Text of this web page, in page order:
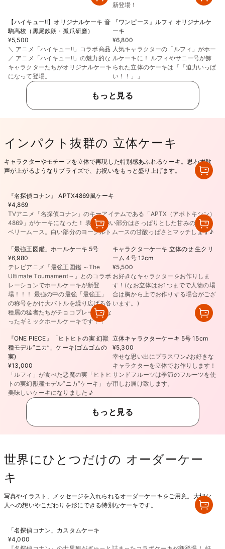
新登場！
【ハイキュー!!】オリジナルケーキ 音
駒高校（黒尾鉄朗・孤爪研磨）
¥5,500
＼ アニメ「ハイキュー!!」コラボ商品
／ アニメ「ハイキュー!!」の魅力的な
キャラクターたちがオリジナルケーキ
になって登場。
『ワンピース』ルフィ オリジナルケ
ーキ
¥6,800
人気キャラクターの「ルフィ」がホー
ルケーキに！ ルフィやサニー号が飾
られた立体のケーキは「「迫力いっぱ
い！！」」
もっと見る
インパクト抜群の 立体ケーキ
キャラクターやモチーフを立体で再現した特別感あふれるケーキ。思わず歓
声が上がるようなサプライズで、お祝いをもっと盛り上げます。
『名探偵コナン』 APTX4869風ケーキ
¥4,869
TVアニメ「名探偵コナン」のキーアイテムである「APTX（アポトキシン）
4869」がケーキになった！ 表面、赤い部分はさっぱりとした甘みのストロ
ベリームース。白い部分のヨーグルトムースの甘酸っぱさとマッチします♪
「最強王図鑑」ホールケーキ 5号
¥6,980
テレビアニメ『最強王図鑑 ～The
Ultimate Tournament～』とのコラボ
レーションでホールケーキが新登
場！！！ 最強の中の最強「最強王」
の称号をかけ大バトルを繰り広げる各
種属の猛者たちがチョコプレートにな
ったギミックホールケーキです！！
キャラクターケーキ 立体のせ 生クリ
ーム 4号 12cm
¥5,500
お好きなキャラクターをお作りしま
す！(なお立体はお1つまでで人物の場
合は胸から上でお作りする場合がござ
います。)
『ONE PIECE』「ヒトヒトの実 幻獣
種モデル”ニカ”」ケーキ(ゴムゴムの
実)
¥13,000
「ルフィ」が食べた悪魔の実「ヒトヒ
トの実幻獣種モデル”ニカ”ケーキ」 が
美味しいケーキになりました ♪
立体キャラクターケーキ 5号 15cm
¥5,300
幸せな思い出にプラスワン♪お好きな
キャラクターを立体でお作りします！
サンドフルーツは季節のフルーツを使
用しお届け致します。
もっと見る
世界にひとつだけの オーダーケー
キ
写真やイラスト、メッセージを入れられるオーダーケーキをご用意。大切な
人への想いやこだわりを形にできる特別なケーキです。
「名探偵コナン」カスタムケーキ
¥4,000